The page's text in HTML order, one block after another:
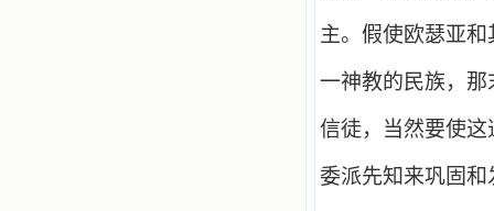
主。假使欧瑟亚
一神教的民族，
信徒，当然要使
委派先知来巩固